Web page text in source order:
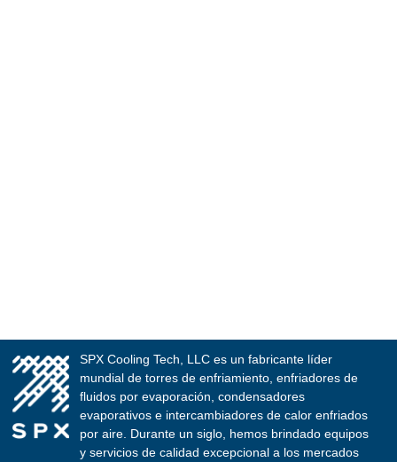
SPX Cooling Tech, LLC es un fabricante líder
mundial de torres de enfriamiento, enfriadores de
fluidos por evaporación, condensadores
evaporativos e intercambiadores de calor enfriados
por aire. Durante un siglo, hemos brindado equipos
y servicios de calidad excepcional a los mercados